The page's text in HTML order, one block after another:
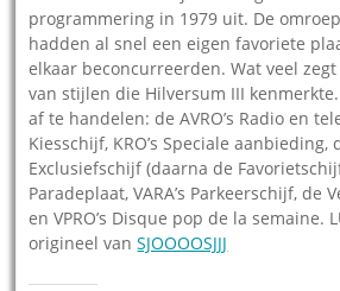
programmering in 1979 uit. De
hadden al snel een eigen favoriete
elkaar beconcurreerden. Wat veel
van stijlen die Hilversum III
af te handelen: de AVRO’s Radio en
Kiesschijf, KRO’s Speciale aanbieding,
Exclusiefschijf (daarna de
Paradeplaat, VARA’s Parkeerschijf, de
en VPRO’s Disque pop de la semaine.
origineel vanSJOOOOSJJJ